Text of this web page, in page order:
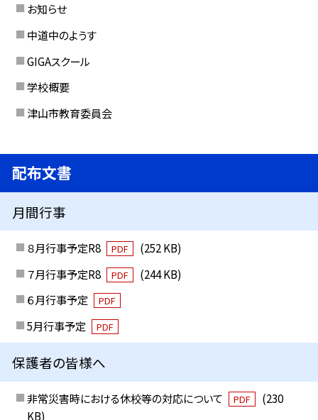
お知らせ
中道中のようす
GIGAスクール
学校概要
津山市教育委員会
配布文書
月間行事
８月行事予定R8 PDF
(252 KB)
７月行事予定R8
PDF
(244 KB)
６月行事予定
PDF
5月行事予定 PDF
保護者の皆様へ
非常災害時における休校等の対応について PDF
(230
KB)